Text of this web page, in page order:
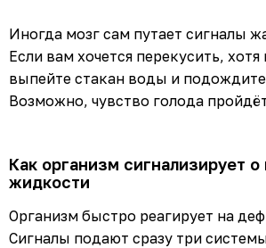
Иногда мозг сам путает сигналы
Если вам хочется перекусить,
выпейте стакан воды и
Возможно, чувство голода
Как организм сигнализирует о
жидкости
Организм быстро реагирует на
Сигналы подают сразу три